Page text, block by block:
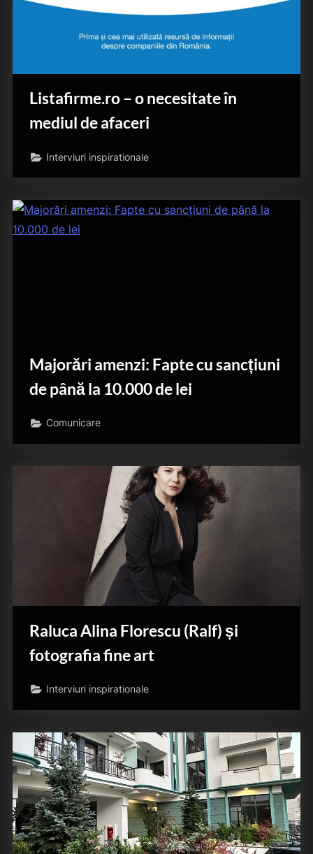
Listafirme.ro – o necesitate în
mediul de afaceri
Interviuri inspirationale
Majorări amenzi: Fapte cu sancțiuni
de până la 10.000 de lei
Comunicare
Raluca Alina Florescu (Ralf) și
fotografia fine art
Interviuri inspirationale